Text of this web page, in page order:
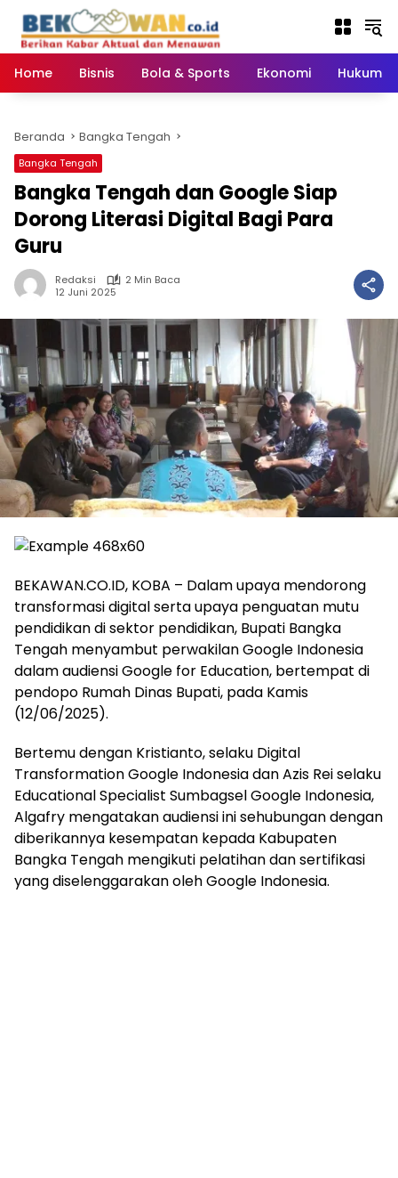
konten
Home
Bisnis Bola & Sports Ekonomi Hukum
Beranda Bangka Tengah
Bangka Tengah
Bangka Tengah dan Google Siap
Dorong Literasi Digital Bagi Para
Guru ‎
Redaksi
2 Min Baca
12 Juni 2025
‎BEKAWAN.CO.ID, KOBA – Dalam upaya mendorong
transformasi digital serta upaya penguatan mutu
pendidikan di sektor pendidikan, Bupati Bangka
Tengah menyambut perwakilan Google Indonesia
dalam audiensi Google for Education, bertempat di
pendopo Rumah Dinas Bupati, pada Kamis
(12/06/2025).
‎Bertemu dengan Kristianto, selaku Digital
Transformation Google Indonesia dan Azis Rei selaku
Educational Specialist Sumbagsel Google Indonesia,
Algafry mengatakan audiensi ini sehubungan dengan
diberikannya kesempatan kepada Kabupaten
Bangka Tengah mengikuti pelatihan dan sertifikasi
yang diselenggarakan oleh Google Indonesia.